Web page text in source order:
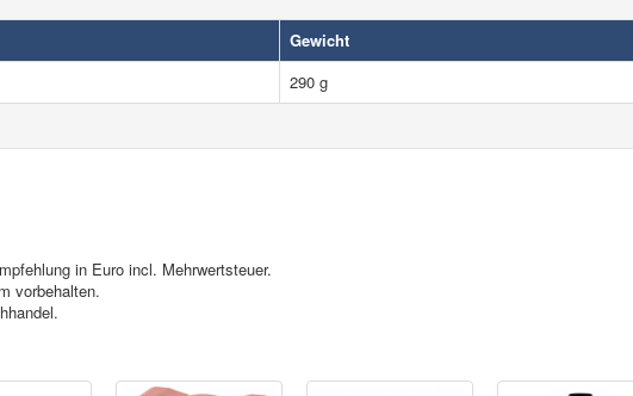
Gewicht
290 g
in Euro incl. Mehrwertsteuer.
vorbehalten.